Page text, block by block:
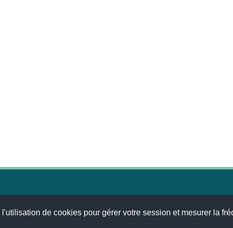
de cookies pour gérer votre session et mesurer la